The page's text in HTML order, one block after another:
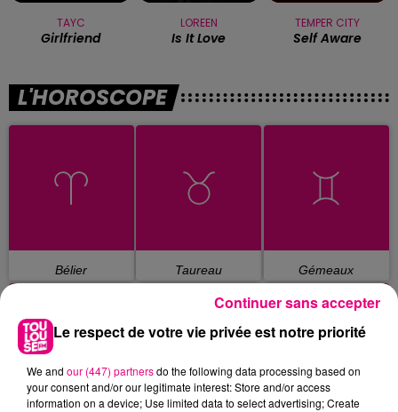
TAYC
Girlfriend
LOREEN
Is It Love
TEMPER CITY
Self Aware
L'HOROSCOPE
Bélier Taureau Gémeaux
Le respect de votre vie privée est notre priorité
We and our (447) partnersdo the following data processing based on
your consent and/or our legitimate interest: Store and/or access
information on a device; Use limited data to select advertising; Create
Continuer sans accepter